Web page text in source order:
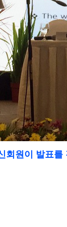
회원이 발표를